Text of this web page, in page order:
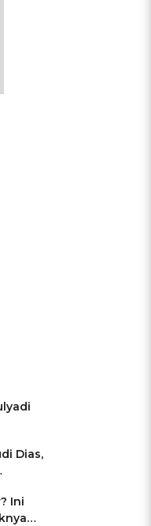
Dias,
Ini